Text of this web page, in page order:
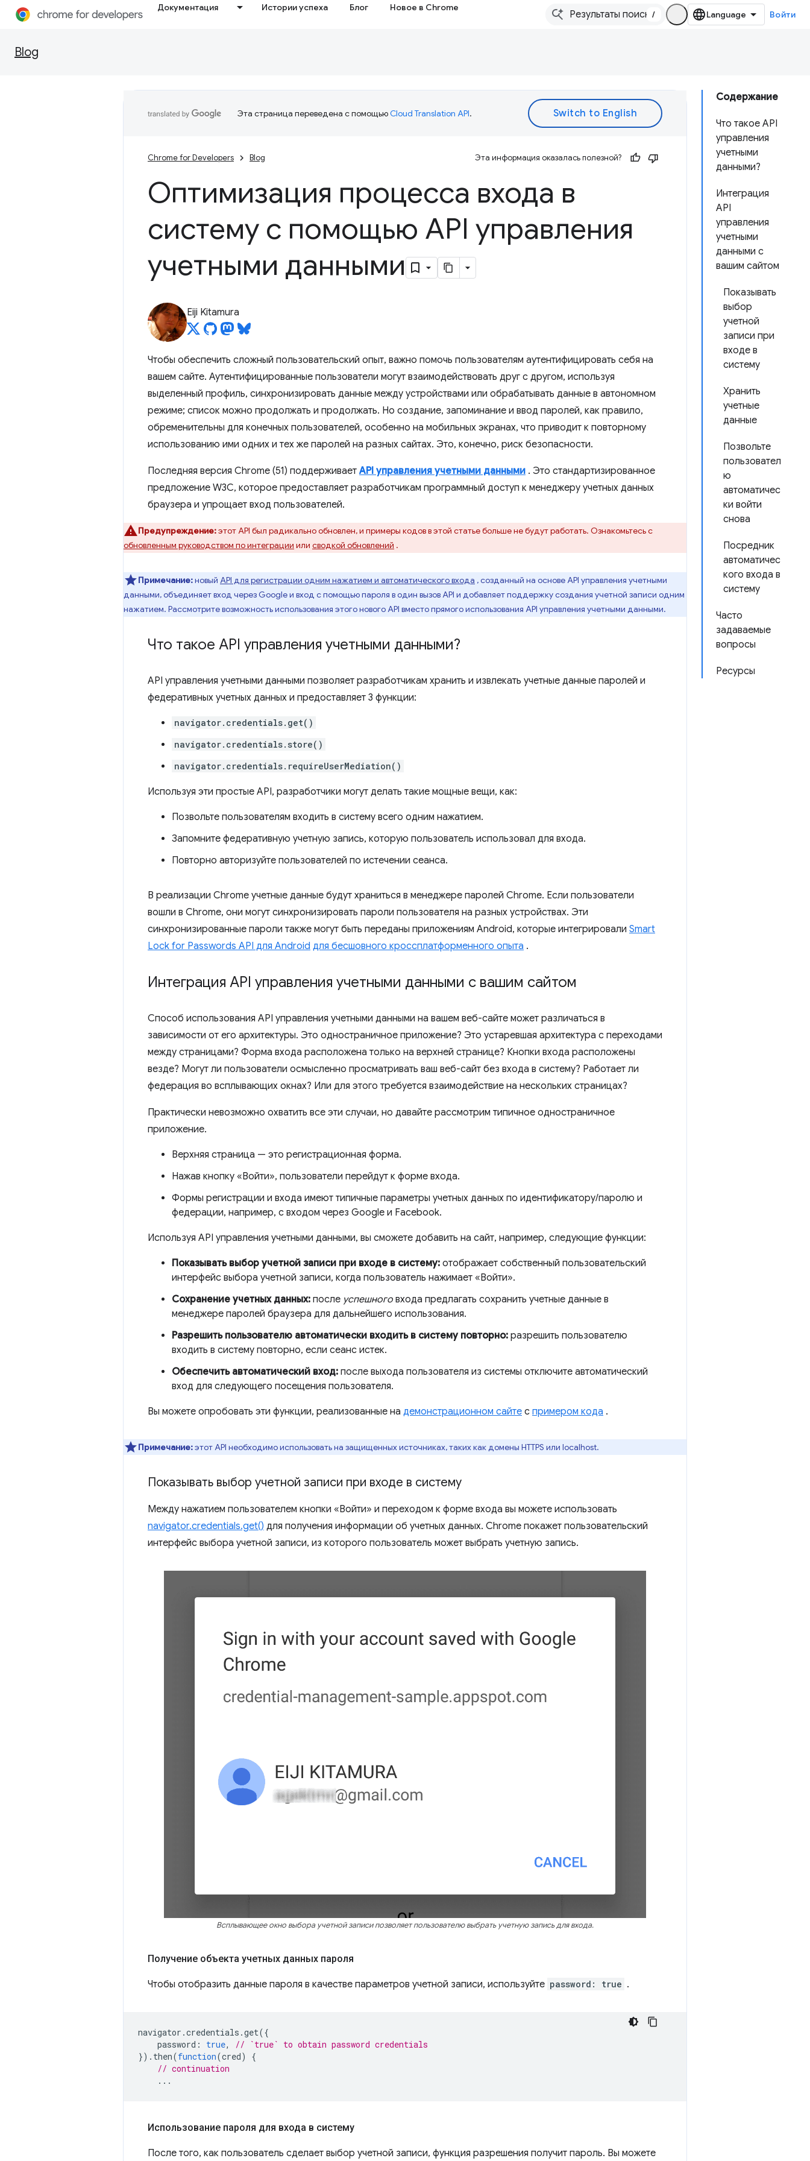
Документация Истории успеха Блог Новое в Chrome
/ Войти
Blog
Содержание
Что такое API
управления
учетными
данными?
Интеграция
API
управления
учетными
данными с
вашим сайтом
Показывать
выбор
учетной
записи при
входе в
систему
Хранить
учетные
данные
Позвольте
пользовател
ю
автоматичес
ки войти
снова
Посредник
автоматичес
кого входа в
систему
Часто
задаваемые
вопросы
Ресурсы
Эта страница переведена с помощьюCloud Translation API.
Chrome for Developers Blog Эта информация оказалась полезной?
Оптимизация процесса входа в
систему с помощью API управления
учетными данными
Eiji Kitamura
Чтобы обеспечить сложный пользовательский опыт, важно помочь пользователям аутентифицировать себя на
вашем сайте. Аутентифицированные пользователи могут взаимодействовать друг с другом, используя
выделенный профиль, синхронизировать данные между устройствами или обрабатывать данные в автономном
режиме; список можно продолжать и продолжать. Но создание, запоминание и ввод паролей, как правило,
обременительны для конечных пользователей, особенно на мобильных экранах, что приводит к повторному
использованию ими одних и тех же паролей на разных сайтах. Это, конечно, риск безопасности.
Последняя версия Chrome (51) поддерживаетAPI управления учетными данными . Это стандартизированное
предложение W3C, которое предоставляет разработчикам программный доступ к менеджеру учетных данных
браузера и упрощает вход пользователей.
Предупреждение:этот API был радикально обновлен, и примеры кодов в этой статье больше не будут работать. Ознакомьтесь с
обновленным руководством по интеграции или сводкой обновлений .
Примечание:новый API для регистрации одним нажатием и автоматического входа , созданный на основе API управления учетными
данными, объединяет вход через Google и вход с помощью пароля в один вызов API и добавляет поддержку создания учетной записи одним
нажатием. Рассмотрите возможность использования этого нового API вместо прямого использования API управления учетными данными.
Что такое API управления учетными данными?
API управления учетными данными позволяет разработчикам хранить и извлекать учетные данные паролей и
федеративных учетных данных и предоставляет 3 функции:
navigator.credentials.get()
navigator.credentials.store()
navigator.credentials.requireUserMediation()
Используя эти простые API, разработчики могут делать такие мощные вещи, как:
Позвольте пользователям входить в систему всего одним нажатием.
Запомните федеративную учетную запись, которую пользователь использовал для входа.
Повторно авторизуйте пользователей по истечении сеанса.
В реализации Chrome учетные данные будут храниться в менеджере паролей Chrome. Если пользователи
вошли в Chrome, они могут синхронизировать пароли пользователя на разных устройствах. Эти
синхронизированные пароли также могут быть переданы приложениям Android, которые интегрировали Smart
Lock for Passwords API для Android для бесшовного кроссплатформенного опыта .
Интеграция API управления учетными данными с вашим сайтом
Способ использования API управления учетными данными на вашем веб-сайте может различаться в
зависимости от его архитектуры. Это одностраничное приложение? Это устаревшая архитектура с переходами
между страницами? Форма входа расположена только на верхней странице? Кнопки входа расположены
везде? Могут ли пользователи осмысленно просматривать ваш веб-сайт без входа в систему? Работает ли
федерация во всплывающих окнах? Или для этого требуется взаимодействие на нескольких страницах?
Практически невозможно охватить все эти случаи, но давайте рассмотрим типичное одностраничное
приложение.
Верхняя страница — это регистрационная форма.
Нажав кнопку «Войти», пользователи перейдут к форме входа.
Формы регистрации и входа имеют типичные параметры учетных данных по идентификатору/паролю и
федерации, например, с входом через Google и Facebook.
Используя API управления учетными данными, вы сможете добавить на сайт, например, следующие функции:
Показывать выбор учетной записи при входе в систему: отображает собственный пользовательский
интерфейс выбора учетной записи, когда пользователь нажимает «Войти».
Сохранение учетных данных: после успешного входа предлагать сохранить учетные данные в
менеджере паролей браузера для дальнейшего использования.
Разрешить пользователю автоматически входить в систему повторно: разрешить пользователю
входить в систему повторно, если сеанс истек.
Обеспечить автоматический вход: после выхода пользователя из системы отключите автоматический
вход для следующего посещения пользователя.
Вы можете опробовать эти функции, реализованные на демонстрационном сайте с примером кода .
Примечание:этот API необходимо использовать на защищенных источниках, таких как домены HTTPS или localhost.
Показывать выбор учетной записи при входе в систему
Между нажатием пользователем кнопки «Войти» и переходом к форме входа вы можете использовать
navigator.credentials.get() для получения информации об учетных данных. Chrome покажет пользовательский
интерфейс выбора учетной записи, из которого пользователь может выбрать учетную запись.
Всплывающее окно выбора учетной записи позволяет пользователю выбрать учетную запись для входа.
Получение объекта учетных данных пароля
Чтобы отобразить данные пароля в качестве параметров учетной записи, используйте password: true .
navigator .credentials .get({
password : true,
// `true` to obtain password credentials
}). then(function(cred)
{
// continuation
...
Использование пароля для входа в систему
После того, как пользователь сделает выбор учетной записи, функция разрешения получит пароль. Вы можете